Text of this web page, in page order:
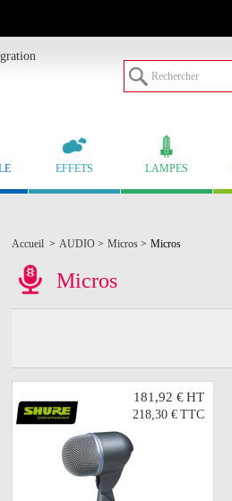
EFFETS LAMPES
Accueil > AUDIO > Micros > Micros
Micros
181,92 €HT
218,30 € TTC